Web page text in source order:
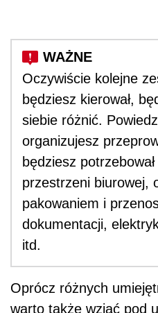
Oczywiście kolejne
będziesz kierował,
siebie różnić.
organizujesz
będziesz
przestrzeni biurowej,
pakowaniem i
dokumentacji,
itd.
Oprócz różnych
warto także wziąć pod